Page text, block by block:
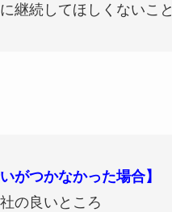
継続してほしくないこと
がつかなかった場合】
の良いところ